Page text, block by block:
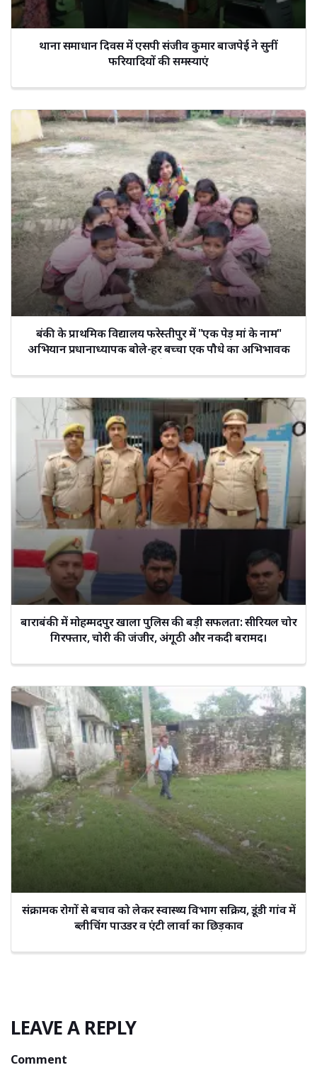
थाना समाधान दिवस में एसपी संजीव कुमार बाजपेई ने सुनीं
फरियादियों की समस्याएं
बंकी के प्राथमिक विद्यालय फरेस्तीपुर में "एक पेड़ मां के नाम"
अभियान प्रधानाध्यापक बोले-हर बच्चा एक पौधे का अभिभावक
बाराबंकी में मोहम्मदपुर खाला पुलिस की बड़ी सफलता: सीरियल चोर
गिरफ्तार, चोरी की जंजीर, अंगूठी और नकदी बरामद।
संक्रामक रोगों से बचाव को लेकर स्वास्थ्य विभाग सक्रिय, डूंडी गांव में
ब्लीचिंग पाउडर व एंटी लार्वा का छिड़काव
LEAVE A REPLY
Comment